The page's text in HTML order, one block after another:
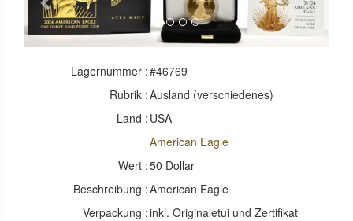
Previous Next
Lagernummer :#46769
Rubrik :Ausland (verschiedenes)
Land : USA
American Eagle
Wert :50 Dollar
Beschreibung :American Eagle
Verpackung :inkl. Originaletui und Zertifikat